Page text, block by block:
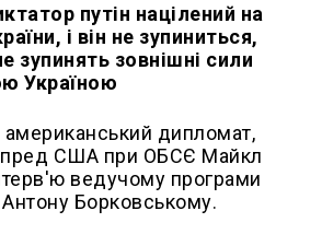
путін націлений на
і він не зупиниться,
зупинять зовнішні сили
Україною
дипломат,
США при ОБСЄ Майкл
ведучому програми
Антону Борковському.